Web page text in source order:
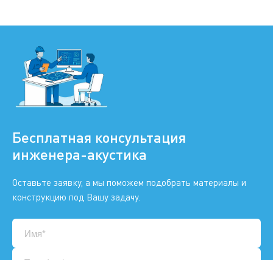
Бесплатная консультация
инженера-акустика
Оставьте заявку, а мы поможем подобрать материалы и
конструкцию под Вашу задачу.